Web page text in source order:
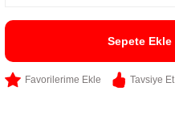
Sepete Ekle
Tavsiye Et